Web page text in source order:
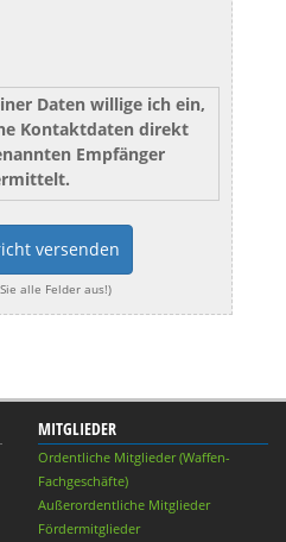
Daten willige ich ein,
Kontaktdaten direkt
Empfänger
versenden
alle Felder aus!)
MITGLIEDER
Ordentliche Mitglieder (Waffen-
Fachgeschäfte)
Außerordentliche Mitglieder
Fördermitglieder